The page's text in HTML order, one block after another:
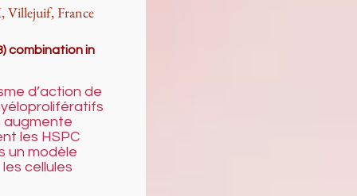
Villejuif, France
combination in
d’action de
augmente
les HSPC
un modèle
cellules